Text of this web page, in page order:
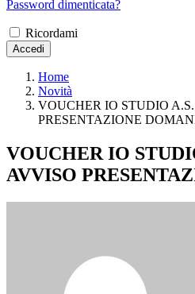
Password dimenticata?
Ricordami
Accedi
Home
Novità
VOUCHER IO STUDIO
PRESENTAZIONE
VOUCHER IO
AVVISO